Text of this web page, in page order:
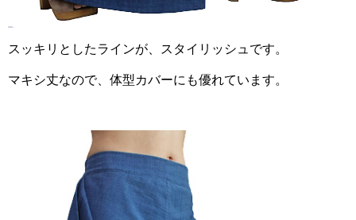
スッキリとしたラインが、スタイリッシュです。
マキシ丈なので、体型カバーにも優れています。